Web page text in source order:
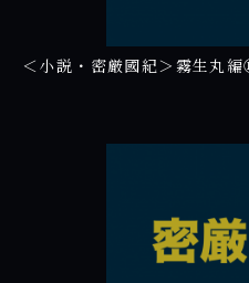
＜小説・密厳國紀＞霧生丸